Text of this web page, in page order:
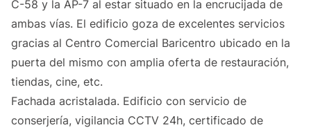
C-58 y la AP-7 al estar situado en la encrucijada de
ambas vías. El edificio goza de excelentes servicios
gracias al Centro Comercial Baricentro ubicado en la
puerta del mismo con amplia oferta de restauración,
tiendas, cine, etc.
Fachada acristalada. Edificio con servicio de
conserjería, vigilancia CCTV 24h, certificado de